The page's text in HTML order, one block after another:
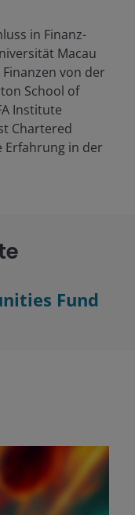
in Finanz-
Macau
von der
School of
Institute
Chartered
Erfahrung in der
Fund